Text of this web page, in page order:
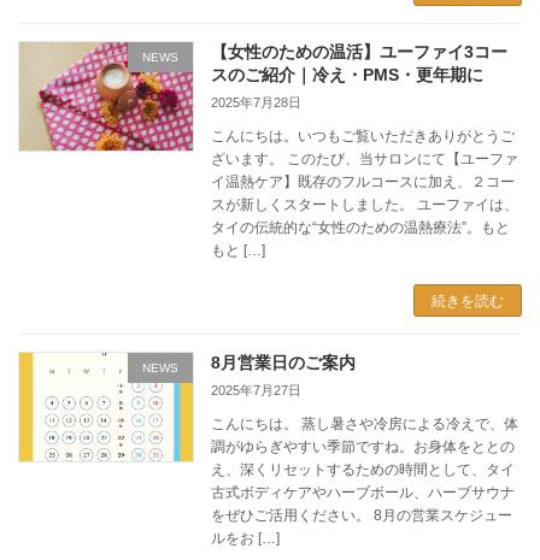
NEWS
【女性のための温活】ユーファイ3コー
スのご紹介｜冷え・PMS・更年期に
2025年7月28日
こんにちは。いつもご覧いただきありがとうご
ざいます。 このたび、当サロンにて【ユーファ
イ温熱ケア】既存のフルコースに加え、２コー
スが新しくスタートしました。 ユーファイは、
タイの伝統的な“女性のための温熱療法”。もと
もと […]
続きを読む
NEWS 8月営業日のご案内
2025年7月27日
こんにちは。 蒸し暑さや冷房による冷えで、体
調がゆらぎやすい季節ですね。お身体をととの
え、深くリセットするための時間として、タイ
古式ボディケアやハーブボール、ハーブサウナ
をぜひご活用ください。 8月の営業スケジュー
ルをお […]